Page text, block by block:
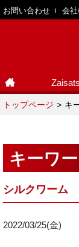
お問い合わせ 会
トップページ キ
キーワ
シルクワーム
2022/03/25(金)